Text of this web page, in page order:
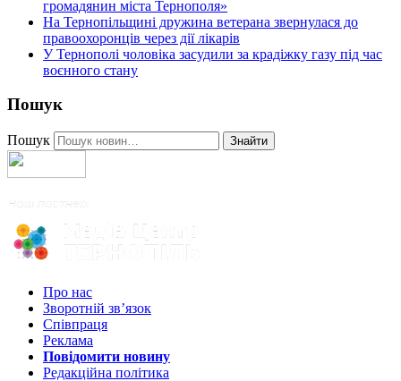
громадянин міста Тернополя»
На Тернопільщині дружина ветерана звернулася до
правоохоронців через дії лікарів
У Тернополі чоловіка засудили за крадіжку газу під час
воєнного стану
Пошук
Пошук Знайти
Про нас
Зворотній зв’язок
Співпраця
Реклама
Повідомити новину
Редакційна політика